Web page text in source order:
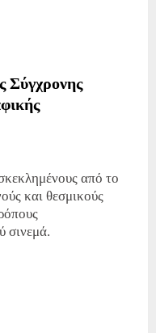
Σύγχρονης
από το
και θεσμικούς
σινεμά.